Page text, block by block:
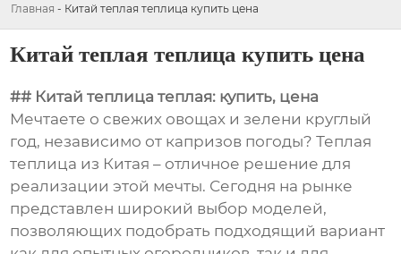
Главная - Китай теплая теплица купить цена
Китай теплая теплица купить цена
## Китай теплица теплая: купить, цена
Мечтаете о свежих овощах и зелени круглый
год, независимо от капризов погоды? Теплая
теплица из Китая – отличное решение для
реализации этой мечты. Сегодня на рынке
представлен широкий выбор моделей,
позволяющих подобрать подходящий вариант